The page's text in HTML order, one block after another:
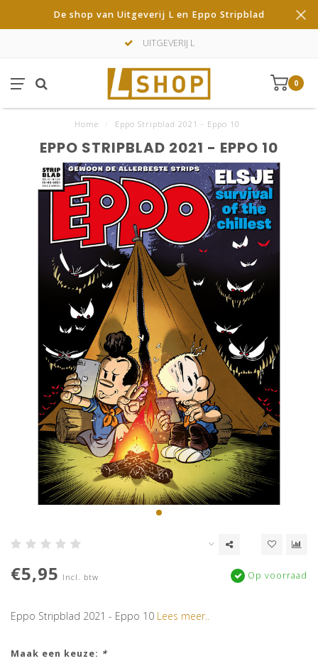
De shop van Uitgeverij L en Eppo Stripblad
UITGEVERIJ L
0
Home Eppo Stripblad 2021 - Eppo 10
EPPO STRIPBLAD 2021 - EPPO 10
€5,95 Incl. btw Op voorraad
Eppo Stripblad 2021 - Eppo 10 Lees meer..
Maak een keuze: *